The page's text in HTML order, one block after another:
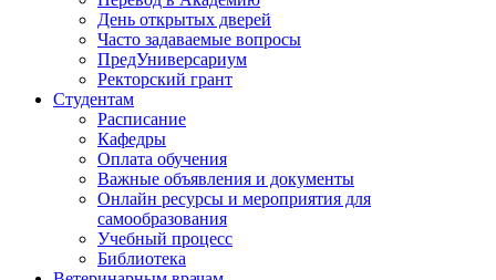
День открытых дверей
Часто задаваемые вопросы
ПредУниверсариум
Ректорский грант
Студентам
Расписание
Кафедры
Оплата обучения
Важные объявления и документы
Онлайн ресурсы и мероприятия для
самообразования
Учебный процесс
Библиотека